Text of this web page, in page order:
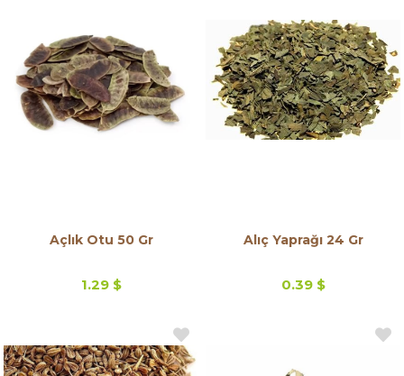
Açlık Otu 50 Gr
1.29 $
Alıç Yaprağı 24 Gr
0.39 $